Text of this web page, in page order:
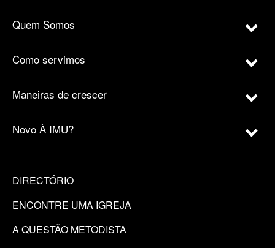
Quem Somos
Como servimos
Maneiras de crescer
Novo À IMU?
DIRECTÓRIO
ENCONTRE UMA IGREJA
A QUESTÃO METODISTA